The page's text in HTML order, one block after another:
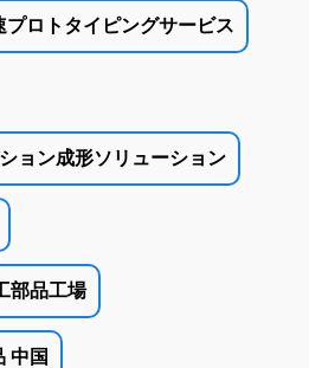
プロトタイピングサービス
ョン成形ソリューション
部品工場
中国